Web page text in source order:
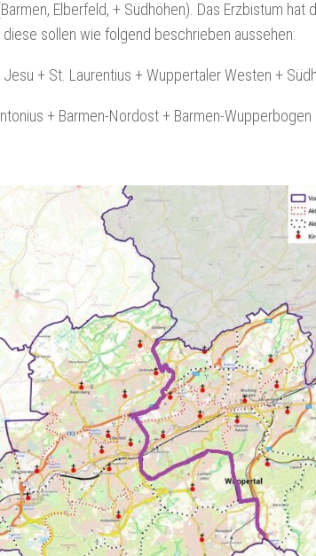
Elberfeld, + Südhöhen). Das Erzbistum hat
sollen wie folgend beschrieben aussehen:
+ St. Laurentius + Wuppertaler Westen +
+ Barmen-Nordost + Barmen-Wupperbogen